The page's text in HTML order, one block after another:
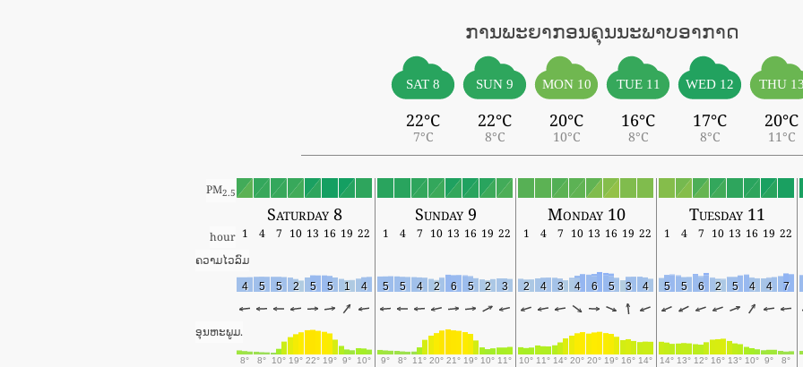
ການພະຍາກອນຄຸນນະພາບອາກາດ
SAT 8
22°C
7°C
SUN 9
22°C
8°C
MON 10
20°C
10°C
TUE 11
16°C
8°C
WED 12
17°C
8°C
THU
20°C
11°C
PM2.5
Saturday 8 Sunday 9 Monday 10 Tuesday 11
hour 1 4 7 10 13 16 19 22 1 4 7 10 13 16 19 22 1 4 7 10 13 16 19 22 1 4 7 10 13 16 19 22
ຄວາມໄວລົມ
4 5 5 2 5 5 1 4 5 5 4 2 6 5 2 3 2 4 3 4 6 5 3 4 5 5 6 2 5 4 4 7
ອຸນຫະພູມ.
8° 8° 10° 19° 22° 19° 9° 10° 9° 8° 11° 20° 21° 19° 10° 11° 10° 11° 14° 20° 20° 19° 16° 14° 14° 13° 12° 16° 13° 10° 9° 8°